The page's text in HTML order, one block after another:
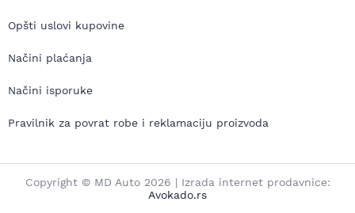
Opšti uslovi kupovine
Načini plaćanja
Načini isporuke
Pravilnik za povrat robe i reklamaciju proizvoda
Copyright © MD Auto 2026 | Izrada internet prodavnice:
Avokado.rs